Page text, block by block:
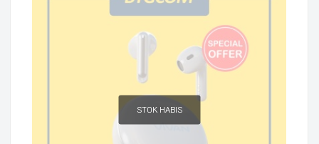
STOK HABIS